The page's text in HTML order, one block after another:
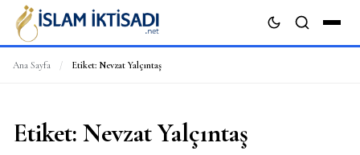
Ana Sayfa / Etiket: Nevzat Yalçıntaş
Etiket: Nevzat Yalçıntaş